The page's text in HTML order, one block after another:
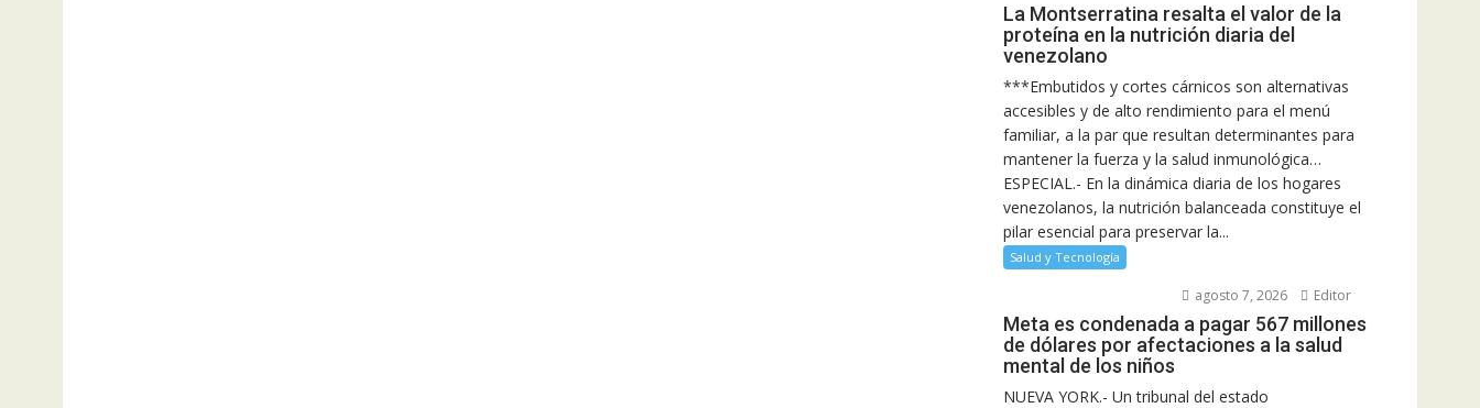
La Montserratina resalta el valor de la
proteína en la nutrición diaria del
venezolano
***Embutidos y cortes cárnicos son alternativas
accesibles y de alto rendimiento para el menú
familiar, a la par que resultan determinantes para
mantener la fuerza y la salud inmunológica…
ESPECIAL.- En la dinámica diaria de los hogares
venezolanos, la nutrición balanceada constituye el
pilar esencial para preservar la...
Salud y Tecnología
agosto 7, 2026 Editor
Meta es condenada a pagar 567 millones
de dólares por afectaciones a la salud
mental de los niños
NUEVA YORK.- Un tribunal del estado